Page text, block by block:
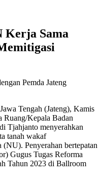
Kerja Sama
Pemda Jateng
Tengah (Jateng), Kamis
Ruang/Kepala Badan
Tjahjanto menyerahkan
tanah wakaf
Penyerahan bertepatan
Gugus Tugas Reforma
Tahun 2023 di Ballroom